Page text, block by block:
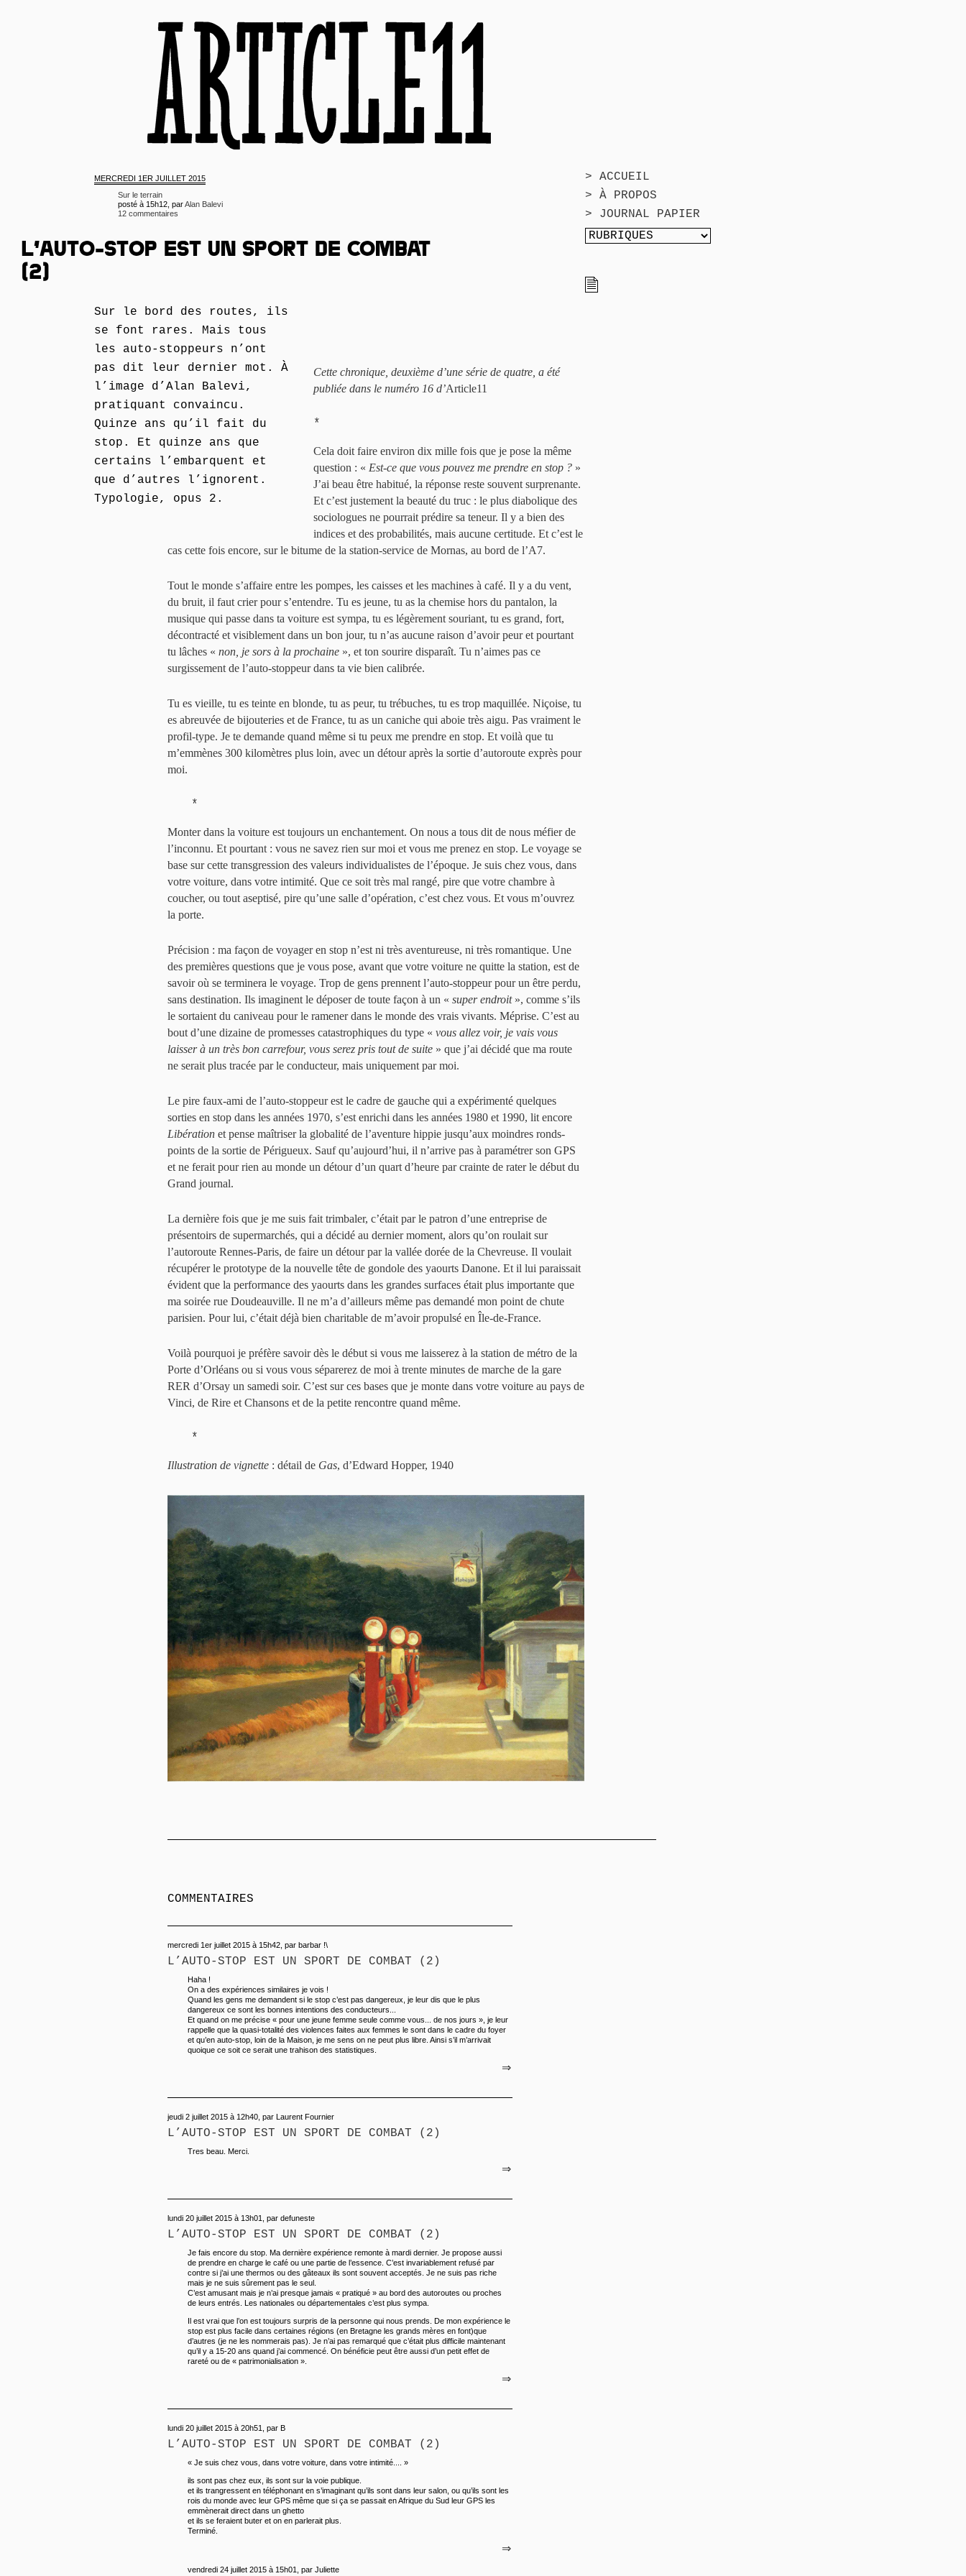
> ACCUEIL
> À PROPOS
> JOURNAL PAPIER
MERCREDI 1ER JUILLET 2015
Sur le terrain
posté à 15h12, parAlan Balevi
12 commentaires
L’AUTO-STOP EST UN SPORT DE COMBAT
(2)
Sur le bord des routes, ils
se font rares. Mais tous
les auto-stoppeurs n’ont
pas dit leur dernier mot. À
l’image d’Alan Balevi,
pratiquant convaincu.
Quinze ans qu’il fait du
stop. Et quinze ans que
certains l’embarquent et
que d’autres l’ignorent.
Typologie, opus 2.
Cette chronique, deuxième d’une série de quatre, a été
publiée dans le numéro 16 d’Article11
*
Cela doit faire environ dix mille fois que je pose la même
question : « Est-ce que vous pouvez me prendre en stop ? »
J’ai beau être habitué, la réponse reste souvent surprenante.
Et c’est justement la beauté du truc : le plus diabolique des
sociologues ne pourrait prédire sa teneur. Il y a bien des
indices et des probabilités, mais aucune certitude. Et c’est le
cas cette fois encore, sur le bitume de la station-service de Mornas, au bord de l’A7.
Tout le monde s’affaire entre les pompes, les caisses et les machines à café. Il y a du vent,
du bruit, il faut crier pour s’entendre. Tu es jeune, tu as la chemise hors du pantalon, la
musique qui passe dans ta voiture est sympa, tu es légèrement souriant, tu es grand, fort,
décontracté et visiblement dans un bon jour, tu n’as aucune raison d’avoir peur et pourtant
tu lâches « non, je sors à la prochaine », et ton sourire disparaît. Tu n’aimes pas ce
surgissement de l’auto-stoppeur dans ta vie bien calibrée.
Tu es vieille, tu es teinte en blonde, tu as peur, tu trébuches, tu es trop maquillée. Niçoise, tu
es abreuvée de bijouteries et de France, tu as un caniche qui aboie très aigu. Pas vraiment le
profil-type. Je te demande quand même si tu peux me prendre en stop. Et voilà que tu
m’emmènes 300 kilomètres plus loin, avec un détour après la sortie d’autoroute exprès pour
moi.
*
Monter dans la voiture est toujours un enchantement. On nous a tous dit de nous méfier de
l’inconnu. Et pourtant : vous ne savez rien sur moi et vous me prenez en stop. Le voyage se
base sur cette transgression des valeurs individualistes de l’époque. Je suis chez vous, dans
votre voiture, dans votre intimité. Que ce soit très mal rangé, pire que votre chambre à
coucher, ou tout aseptisé, pire qu’une salle d’opération, c’est chez vous. Et vous m’ouvrez
la porte.
Précision : ma façon de voyager en stop n’est ni très aventureuse, ni très romantique. Une
des premières questions que je vous pose, avant que votre voiture ne quitte la station, est de
savoir où se terminera le voyage. Trop de gens prennent l’auto-stoppeur pour un être perdu,
sans destination. Ils imaginent le déposer de toute façon à un « super endroit», comme s’ils
le sortaient du caniveau pour le ramener dans le monde des vrais vivants. Méprise. C’est au
bout d’une dizaine de promesses catastrophiques du type « vous allez voir, je vais vous
laisser à un très bon carrefour, vous serez pris tout de suite » que j’ai décidé que ma route
ne serait plus tracée par le conducteur, mais uniquement par moi.
Le pire faux-ami de l’auto-stoppeur est le cadre de gauche qui a expérimenté quelques
sorties en stop dans les années 1970, s’est enrichi dans les années 1980 et 1990, lit encore
Libération et pense maîtriser la globalité de l’aventure hippie jusqu’aux moindres ronds-
points de la sortie de Périgueux. Sauf qu’aujourd’hui, il n’arrive pas à paramétrer son GPS
et ne ferait pour rien au monde un détour d’un quart d’heure par crainte de rater le début du
Grand journal.
La dernière fois que je me suis fait trimbaler, c’était par le patron d’une entreprise de
présentoirs de supermarchés, qui a décidé au dernier moment, alors qu’on roulait sur
l’autoroute Rennes-Paris, de faire un détour par la vallée dorée de la Chevreuse. Il voulait
récupérer le prototype de la nouvelle tête de gondole des yaourts Danone. Et il lui paraissait
évident que la performance des yaourts dans les grandes surfaces était plus importante que
ma soirée rue Doudeauville. Il ne m’a d’ailleurs même pas demandé mon point de chute
parisien. Pour lui, c’était déjà bien charitable de m’avoir propulsé en Île-de-France.
Voilà pourquoi je préfère savoir dès le début si vous me laisserez à la station de métro de la
Porte d’Orléans ou si vous vous séparerez de moi à trente minutes de marche de la gare
RER d’Orsay un samedi soir. C’est sur ces bases que je monte dans votre voiture au pays de
Vinci, de Rire et Chansons et de la petite rencontre quand même.
*
Illustration de vignette : détail de Gas, d’Edward Hopper, 1940
COMMENTAIRES
mercredi 1er juillet 2015 à 15h42, par barbar !\
L’AUTO-STOP EST UN SPORT DE COMBAT (2)
Haha !
On a des expériences similaires je vois !
Quand les gens me demandent si le stop c’est pas dangereux, je leur dis que le plus
dangereux ce sont les bonnes intentions des conducteurs...
Et quand on me précise « pour une jeune femme seule comme vous... de nos jours », je leur
rappelle que la quasi-totalité des violences faites aux femmes le sont dans le cadre du foyer
et qu’en auto-stop, loin de la Maison, je me sens on ne peut plus libre. Ainsi s’il m’arrivait
quoique ce soit ce serait une trahison des statistiques.
⇒
jeudi 2 juillet 2015 à 12h40, par Laurent Fournier
L’AUTO-STOP EST UN SPORT DE COMBAT (2)
Tres beau. Merci.
⇒
lundi 20 juillet 2015 à 13h01, par defuneste
L’AUTO-STOP EST UN SPORT DE COMBAT (2)
Je fais encore du stop. Ma dernière expérience remonte à mardi dernier. Je propose aussi
de prendre en charge le café ou une partie de l’essence. C’est invariablement refusé par
contre si j’ai une thermos ou des gâteaux ils sont souvent acceptés. Je ne suis pas riche
mais je ne suis sûrement pas le seul.
C’est amusant mais je n’ai presque jamais « pratiqué » au bord des autoroutes ou proches
de leurs entrés. Les nationales ou départementales c’est plus sympa.
Il est vrai que l’on est toujours surpris de la personne qui nous prends. De mon expérience le
stop est plus facile dans certaines régions (en Bretagne les grands mères en font)que
d’autres (je ne les nommerais pas). Je n’ai pas remarqué que c’était plus difficile maintenant
qu’il y a 15-20 ans quand j’ai commencé. On bénéficie peut être aussi d’un petit effet de
rareté ou de « patrimonialisation ».
⇒
lundi 20 juillet 2015 à 20h51, par B
L’AUTO-STOP EST UN SPORT DE COMBAT (2)
« Je suis chez vous, dans votre voiture, dans votre intimité.... »
ils sont pas chez eux, ils sont sur la voie publique.
et ils trangressent en téléphonant en s’imaginant qu’ils sont dans leur salon, ou qu’ils sont les
rois du monde avec leur GPS même que si ça se passait en Afrique du Sud leur GPS les
emmènerait direct dans un ghetto
et ils se feraient buter et on en parlerait plus.
Terminé.
⇒
vendredi 24 juillet 2015 à 15h01, par Juliette